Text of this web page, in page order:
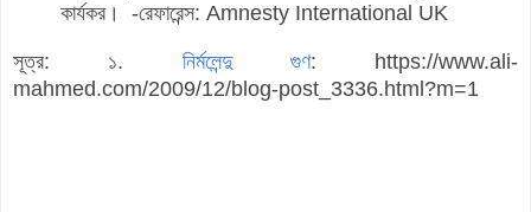
কার্যকর। -রেফারেন্স: Amnesty International UK
সূত্র: ১. নির্মলেন্দু গুণ: https://www.ali-
mahmed.com/2009/12/blog-post_3336.html?m=1